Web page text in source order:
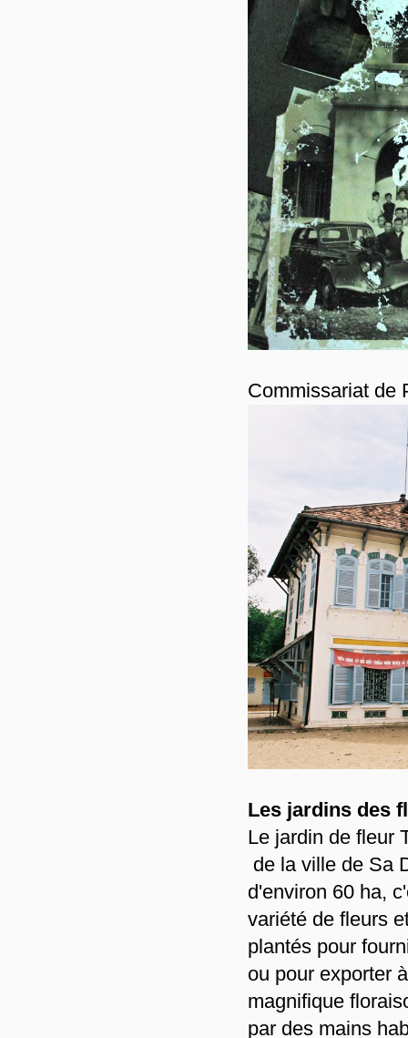
Commissariat de
Les jardins des
Le jardin de fleur
de la ville de Sa
d'environ 60 ha,
variété de fleurs
plantés pour
ou pour exporter
magnifique
par des mains